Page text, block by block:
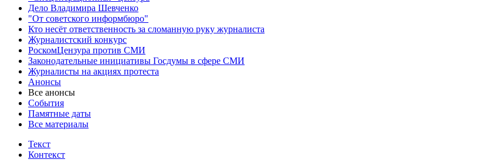
Дело Владимира Шевченко
"От советского информбюро"
Кто несёт ответственность за сломанную руку журналиста
Журналистский конкурс
РоскомЦензура против СМИ
Законодательные инициативы Госдумы в сфере СМИ
Журналисты на акциях протеста
Анонсы
Все анонсы
События
Памятные даты
Все материалы
Текст
Контекст